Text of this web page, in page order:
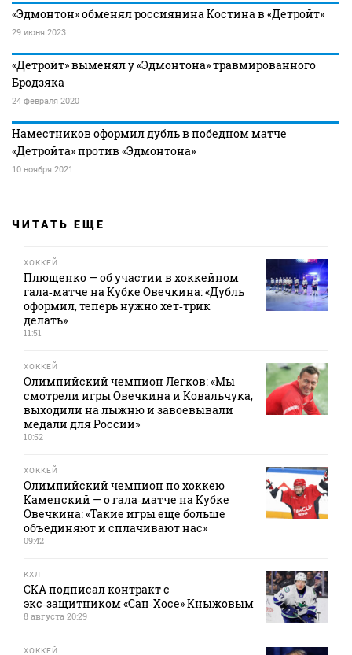
«Эдмонтон» обменял россиянина Костина в «Детройт»
29 июня 2023
«Детройт» выменял у «Эдмонтона» травмированного
Бродзяка
24 февраля 2020
Наместников оформил дубль в победном матче
«Детройта» против «Эдмонтона»
10 ноября 2021
ЧИТАТЬ ЕЩЕ
ХОККЕЙ
Плющенко — об участии в хоккейном
гала‑матче на Кубке Овечкина: «Дубль
оформил, теперь нужно хет‑трик
делать»
11:51
ХОККЕЙ
Олимпийский чемпион Легков: «Мы
смотрели игры Овечкина и Ковальчука,
выходили на лыжню и завоевывали
медали для России»
10:52
ХОККЕЙ
Олимпийский чемпион по хоккею
Каменский — о гала‑матче на Кубке
Овечкина: «Такие игры еще больше
объединяют и сплачивают нас»
09:42
КХЛ
СКА подписал контракт с
экс‑защитником «Сан‑Хосе» Кныжовым
8 августа 20:29
ХОККЕЙ